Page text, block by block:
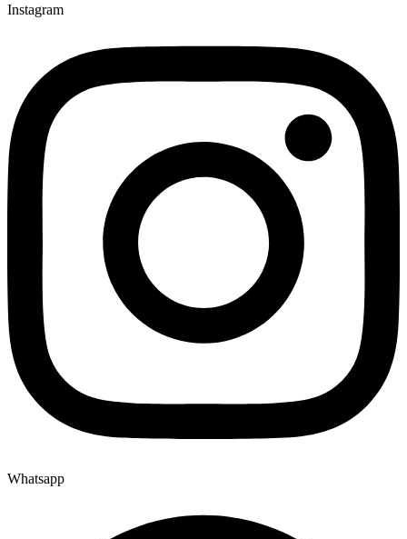
Instagram
Whatsapp